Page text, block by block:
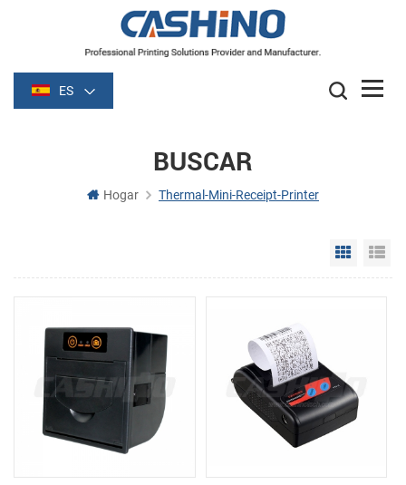
ES
BUSCAR
Hogar Thermal-Mini-Receipt-Printer
Grid